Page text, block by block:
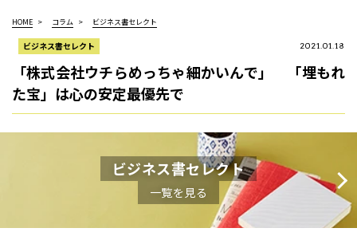
HOME コラム ビジネス書セレクト
ビジネス書セレクト 2021.01.18
「株式会社ウチらめっちゃ細かいんで」 「埋もれ
た宝」は心の安定最優先で
ビジネス書セレクト
一覧を見る